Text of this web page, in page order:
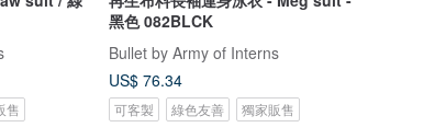
售
黑色 082BLCK
Bullet by Army of Interns
US$ 76.34
可客製 綠色友善 獨家販售